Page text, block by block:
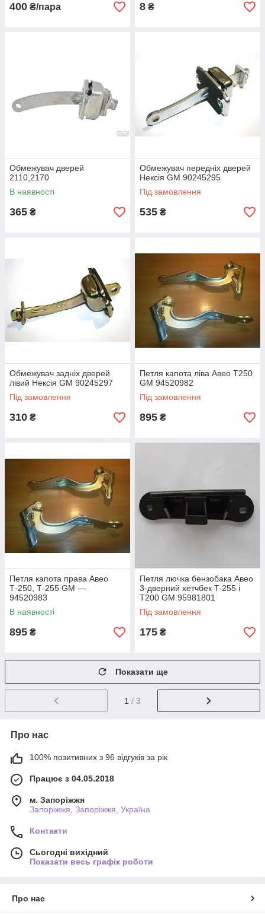
400 ₴/пара 8 ₴
Обмежувач дверей
2110,2170
В наявності
365 ₴
Обмежувач передніх дверей
Нексія GM 90245295
Під замовлення
535 ₴
Обмежувач задніх дверей
лівий Нексія GM 90245297
Під замовлення
310 ₴
Петля капота ліва Aвeo T250
GM 94520982
Під замовлення
895 ₴
Петля капота права Авео
Т-250, Т-255 GM —
94520983
В наявності
895 ₴
Петля лючка бензобака Авео
3-дверний хетчбек T-255 і
Т200 GM 95981801
Під замовлення
175 ₴
Показати ще
1 / 3
Про нас
100% позитивних з 96 відгуків за рік
Працює з 04.05.2018
м. Запоріжжя
Запоріжжя, Запоріжжя, Україна
Контакти
Сьогодні вихідний
Показати весь графік роботи
Про нас